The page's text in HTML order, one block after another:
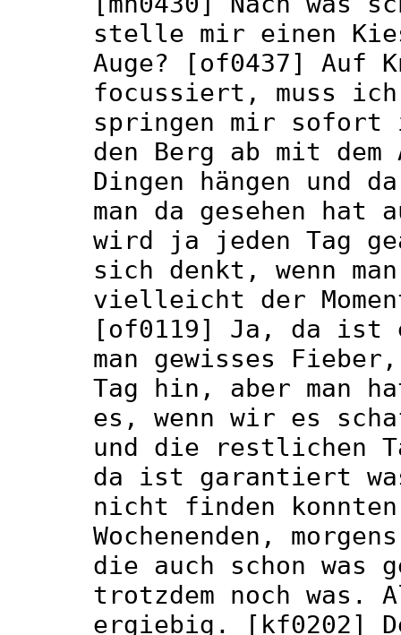
stelle mir einen
Auge? [of0437] Auf
focussiert, muss
springen mir sofort
den Berg ab mit
Dingen hängen und
man da gesehen hat
wird ja jeden Tag
sich denkt, wenn
vielleicht der
[of0119] Ja, da ist
man gewisses
Tag hin, aber man
es, wenn wir es
und die restlichen
da ist garantiert was
nicht finden
Wochenenden,
die auch schon was
trotzdem noch was.
ergiebig. [kf0202]